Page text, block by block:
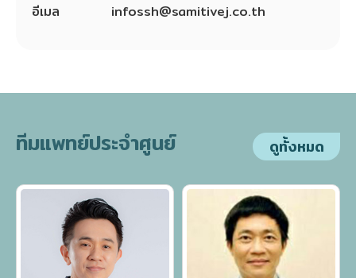
อีเมล
infossh@samitivej.co.th
ทีมแพทย์ประจำศูนย์ ดูทั้งหมด